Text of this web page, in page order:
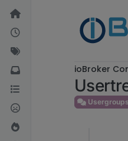
Weiter zum Inhalt
ioBroker